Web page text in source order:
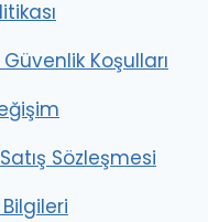
Koşulları
Sözleşmesi